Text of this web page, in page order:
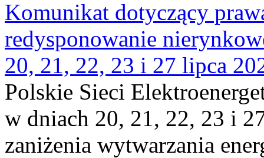
Komunikat dotyczący
redysponowanie
20, 21, 22, 23 i 27 lipca
Polskie Sieci
w dniach 20, 21, 22, 23 i
zaniżenia wytwarzania